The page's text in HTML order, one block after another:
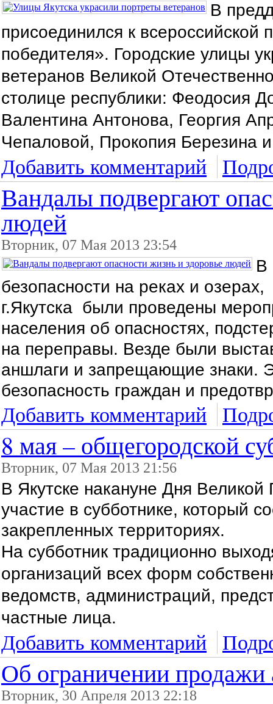
В
присоединился к всероссийской
победителя». Городские улицы
ветеранов Великой
столице республики: Феодосия
Валентина Антонова, Георгия
Чепаловой, Прокопия Березина
Добавить комментарий
Вандалы подвергают
людей
Вторник, 07 Мая 2013 23:54
В
безопасности на реках и
г.Якутска были проведены
населения об опасностях,
на переправы. Везде были
аншлаги и запрещающие знаки.
безопасность граждан и
Добавить комментарий
8 мая – общегородской
Вторник, 07 Мая 2013 21:56
В Якутске накануне Дня
участие в субботнике, который
закрепленных территориях.
На субботник традиционно
организаций всех форм
ведомств, администраций,
частные лица.
Добавить комментарий
Об ограничении продажи
Вторник, 30 Апреля 2013 22:18